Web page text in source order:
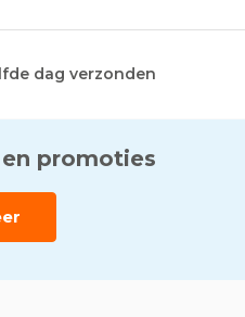
dag verzonden
promoties